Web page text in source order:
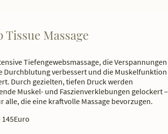
Tissue Massage
Tiefengewebsmassage, die Verspannungen
Durchblutung verbessert und die Muskelfunktion
Durch gezielten, tiefen Druck werden
Muskel- und Faszienverklebungen gelockert –
alle, die eine kraftvolle Massage bevorzugen.